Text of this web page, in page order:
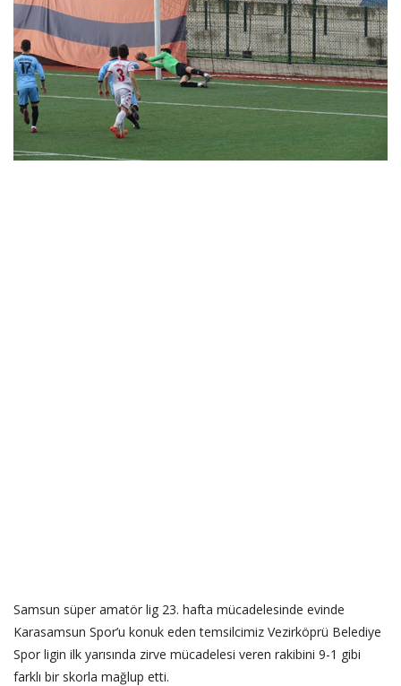
Samsun süper amatör lig 23. hafta mücadelesinde evinde
Karasamsun Spor’u konuk eden temsilcimiz Vezirköprü Belediye
Spor ligin ilk yarısında zirve mücadelesi veren rakibini 9-1 gibi
farklı bir skorla mağlup etti.